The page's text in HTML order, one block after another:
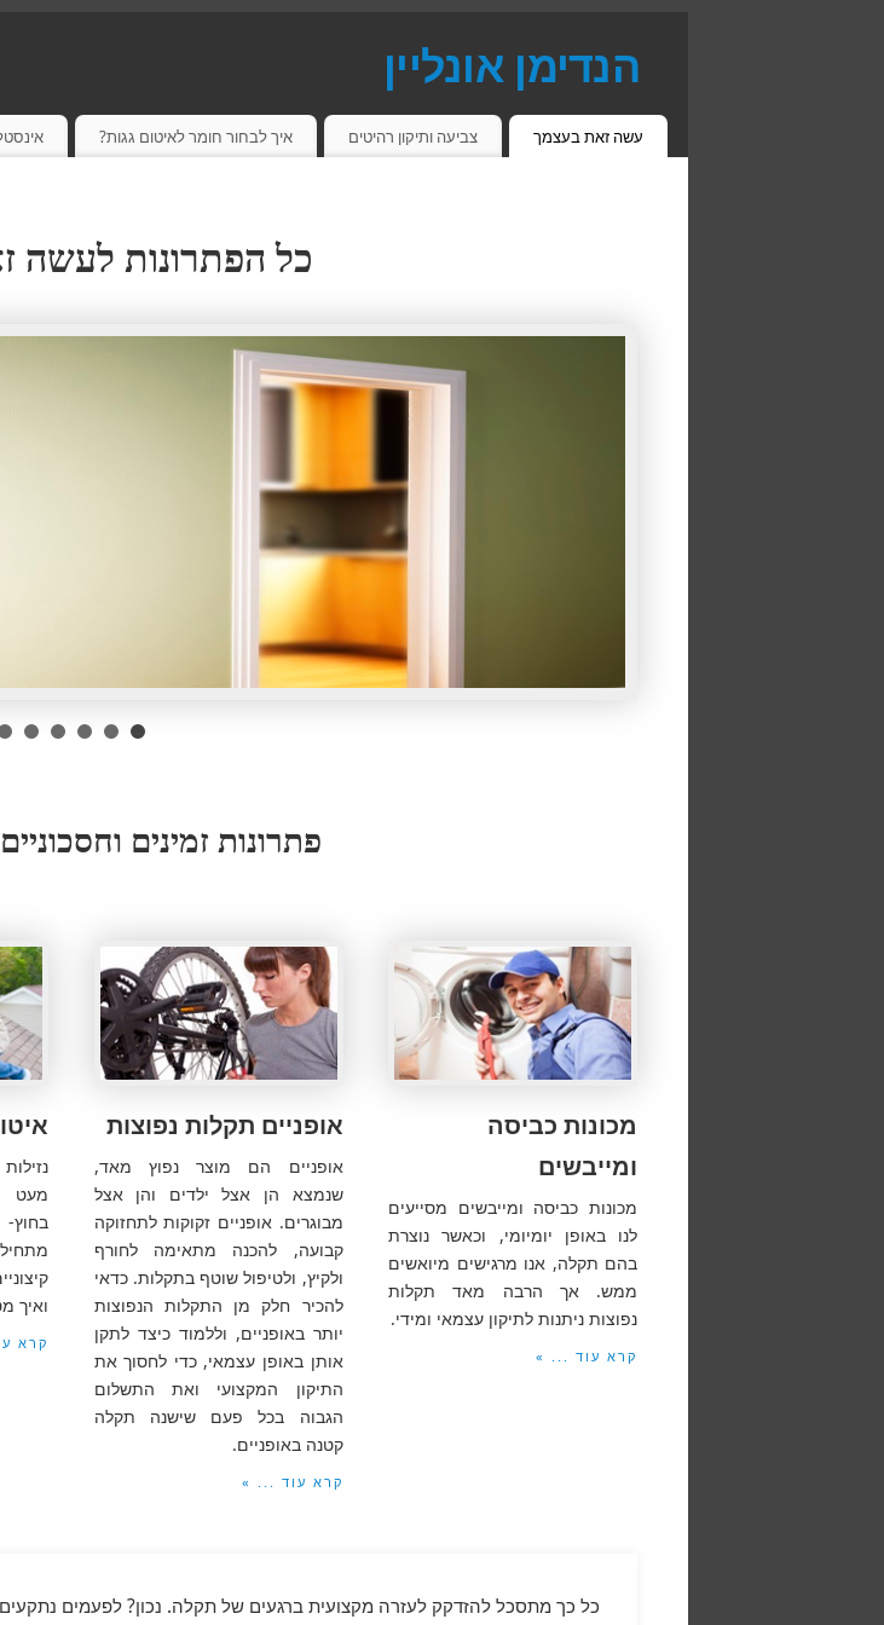
הנדימן אונליין
עשה זאת בעצמך צביעה ותיקון רהיטים איך לבחור חומר לאיטום גגות?
כל הפתרונות לעשה
פתרונות זמינים
מכונות כביסה
ומייבשים
מכונות כביסה ומייבשים מסייעים
לנו באופן יומיומי, וכאשר נוצרת
בהם תקלה, אנו מרגישים מיואשים
ממש. אך הרבה מאד תקלות
נפוצות ניתנות לתיקון עצמאי ומידי.
קרא עוד ... »
אופניים תקלות נפוצות
אופניים הם מוצר נפוץ מאד,
שנמצא הן אצל ילדים והן אצל
מבוגרים. אופניים זקוקות לתחזוקה
קבועה, להכנה מתאימה לחורף
ולקיץ, ולטיפול שוטף בתקלות. כדאי
להכיר חלק מן התקלות הנפוצות
יותר באופניים, וללמוד כיצד לתקן
אותן באופן עצמאי, כדי לחסוך את
התיקון המקצועי ואת התשלום
הגבוה בכל פעם שישנה תקלה
קטנה באופניים.
קרא עוד ... »
מעט
בחוץ-
ואיך
קרא
כל כך מתסכל להזדקק לעזרה מקצועית ברגעים של תקלה. נכון? לפעמים